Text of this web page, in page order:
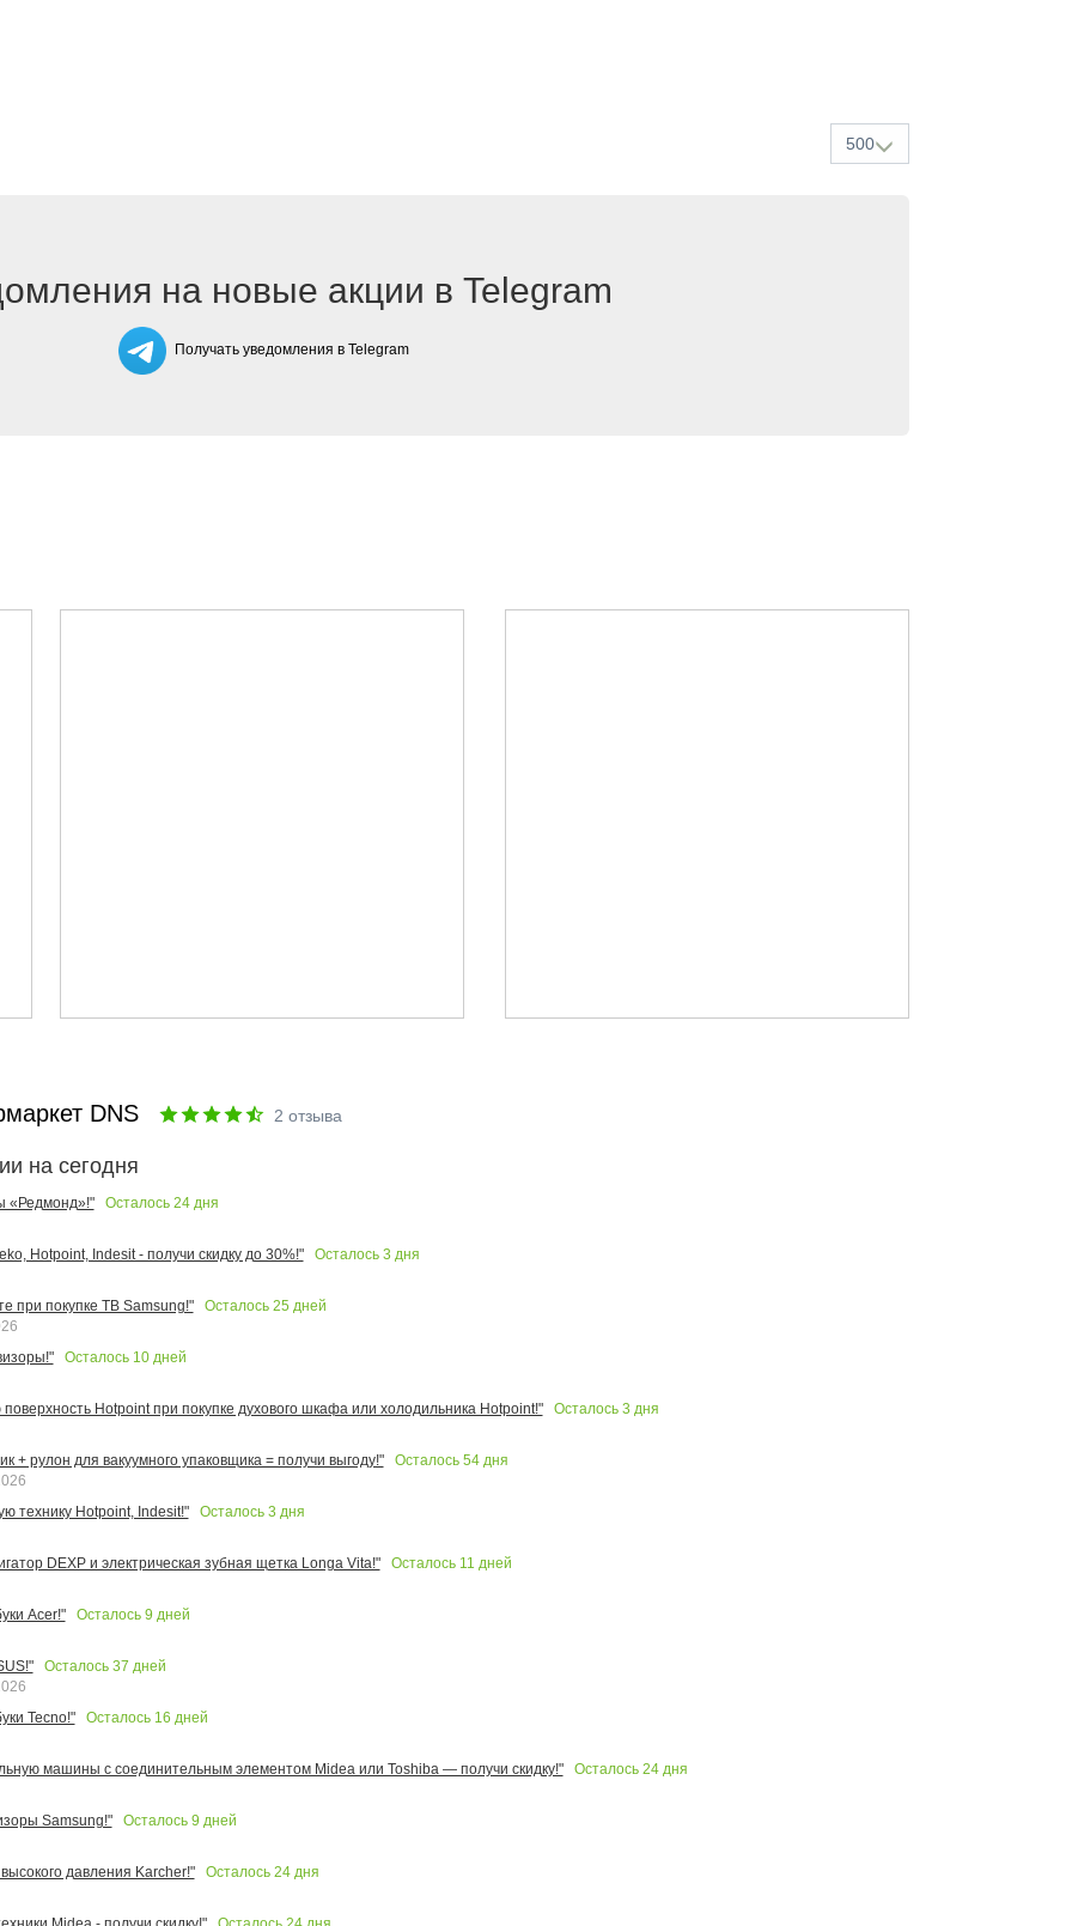
500
на новые акции в Telegram
Получать уведомления в Telegram
DNS 2 отзыва
на сегодня
«Редмонд»!" Осталось 24дня
Hotpoint, Indesit - получи скидку до 30%!" Осталось 3 дня
при покупке ТВ Samsung!" Осталось 25 дней
Осталось 10дней
Hotpoint при покупке духового шкафа или холодильника Hotpoint!" Осталось 3 дня
+ рулон для вакуумного упаковщика = получи выгоду!" Осталось 54дня
технику Hotpoint, Indesit!"
Осталось 3 дня
DEXP и электрическая зубная щетка Longa Vita!" Осталось 11 дней
Acer!" Осталось 9 дней
Осталось 37 дней
Tecno!"
Осталось 16 дней
машины с соединительным элементом Midea или Toshiba — получи скидку!" Осталось 24дня
Samsung!" Осталось 9 дней
давления Karcher!" Осталось 24дня